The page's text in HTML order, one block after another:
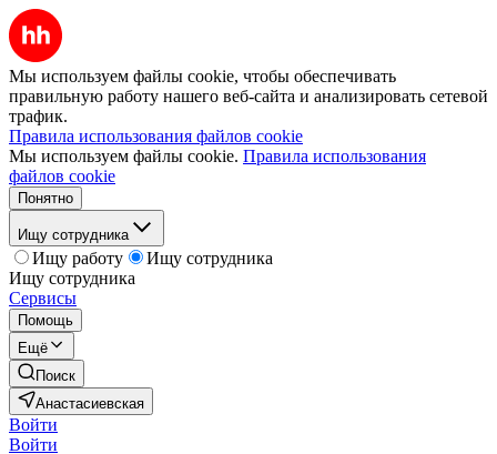
Мы используем файлы cookie, чтобы обеспечивать
правильную работу нашего веб-сайта и анализировать сетевой
трафик.
Правила использования файлов cookie
Мы используем файлы cookie. Правила использования
файлов cookie
Понятно
Ищу сотрудника
Ищу работу
Ищу сотрудника
Ищу сотрудника
Сервисы
Помощь
Ещё
Поиск
Анастасиевская
Войти
Войти